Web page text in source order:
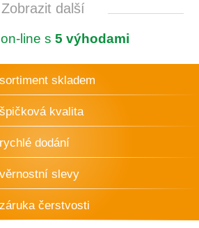
Zobrazit další
line s 5 výhodami
sortiment skladem
špičková kvalita
rychlé dodání
věrnostní slevy
záruka čerstvosti